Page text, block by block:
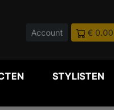
Account € 0.00
STYLISTEN